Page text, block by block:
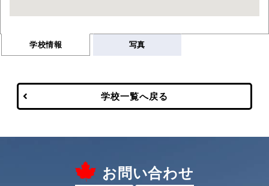
学校情報 写真
学校一覧へ戻る
お問い合わせ